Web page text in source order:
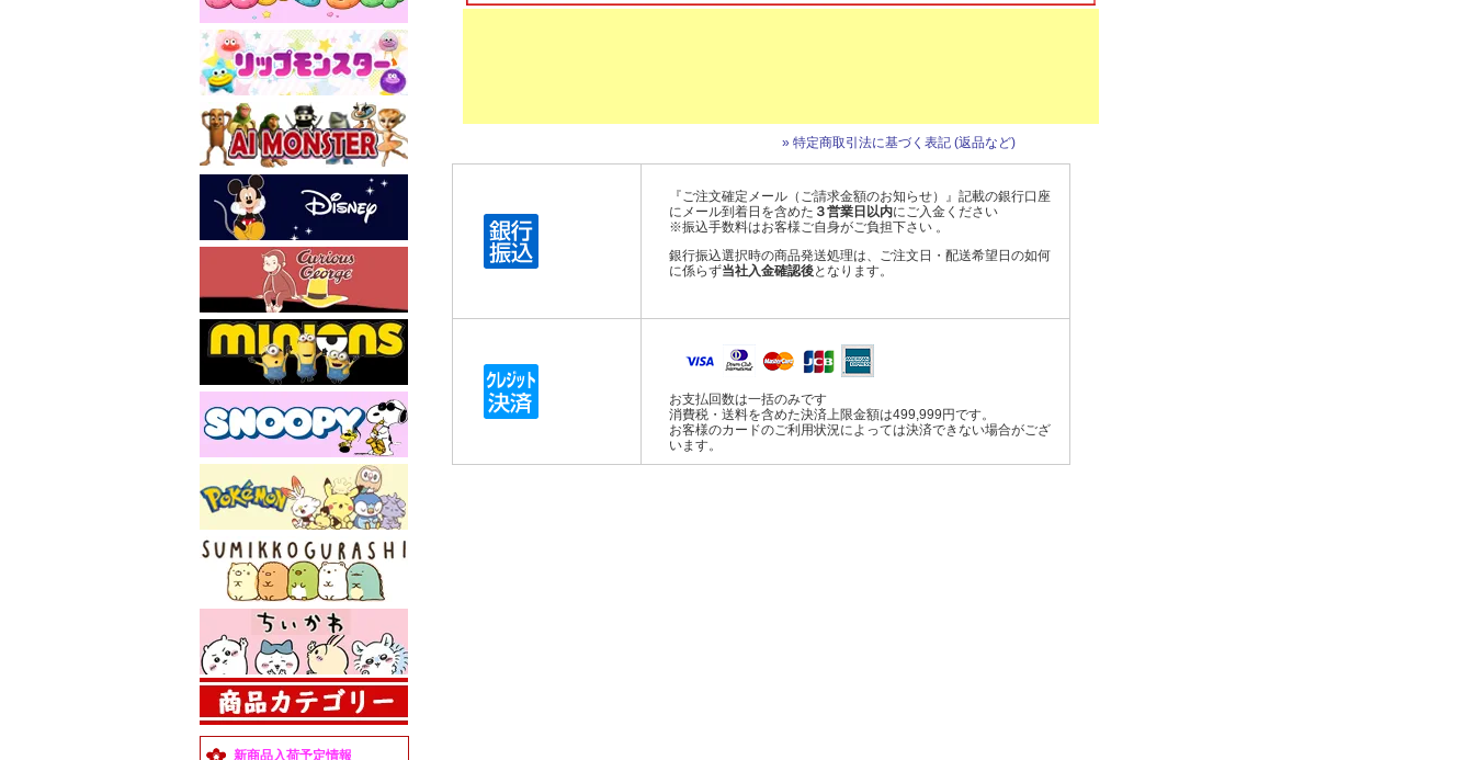
新商品入荷予定情報
» 特定商取引法に基づく表記 (返品など)
『ご注文確定メール（ご請求金額のお知らせ）』記載の銀行口座
にメール到着日を含めた ３営業日以内にご入金ください
※振込手数料はお客様ご自身がご負担下さい 。
銀行振込選択時の商品発送処理は、ご注文日・配送希望日の如何
に係らず当社入金確認後となります。
お支払回数は一括のみです
消費税・送料を含めた決済上限金額は499,999円です。
お客様のカードのご利用状況によっては決済できない場合がござ
います。